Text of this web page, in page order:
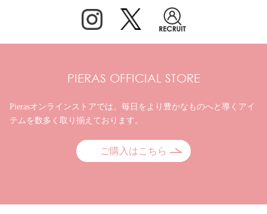
PIERAS OFFICIAL STORE
Pierasオンラインストアでは、毎日をより豊かなものへと 導くアイ
テムを数多く取り揃えております。
ご購入はこちら